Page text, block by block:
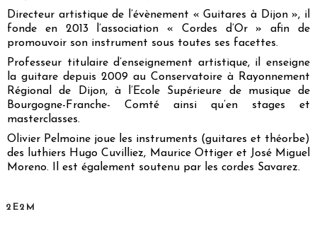
Directeur artistique de l’évènement « Guitares à Dijon », il
fonde en 2013 l’association « Cordes d’Or » afin de
promouvoir son instrument sous toutes ses facettes.
Professeur titulaire d’enseignement artistique, il enseigne
la guitare depuis 2009 au Conservatoire à Rayonnement
Régional de Dijon, à l’Ecole Supérieure de musique de
Bourgogne-Franche- Comté ainsi qu’en stages et
masterclasses.
Olivier Pelmoine joue les instruments (guitares et théorbe)
des luthiers Hugo Cuvilliez, Maurice Ottiger et José Miguel
Moreno. Il est également soutenu par les cordes Savarez.
2E2M